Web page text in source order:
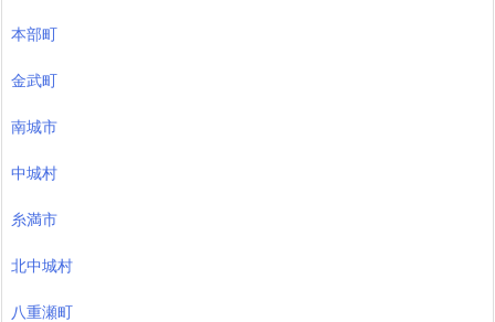
本部町
金武町
南城市
中城村
糸満市
北中城村
八重瀬町